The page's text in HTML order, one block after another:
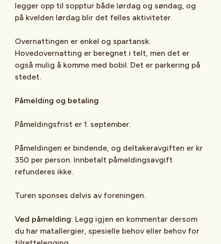
legger opp til sopptur både lørdag og søndag, og
på kvelden lørdag blir det felles aktiviteter.
Overnattingen er enkel og spartansk.
Hovedovernatting er beregnet i telt, men det er
også mulig å komme med bobil. Det er parkering på
stedet.
Påmelding og betaling
Påmeldingsfrist er 1. september.
Påmeldingen er bindende, og deltakeravgiften er kr
350 per person. Innbetalt påmeldingsavgift
refunderes ikke.
Turen sponses delvis av foreningen.
Ved påmelding: Legg igjen en kommentar dersom
du har matallergier, spesielle behov eller behov for